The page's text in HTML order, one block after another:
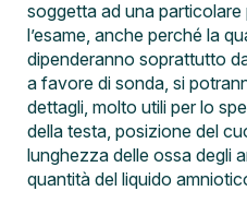
soggetta ad una
l’esame, anche perché la
dipenderanno soprattutto
a favore di sonda, si
dettagli, molto utili per lo
della testa, posizione del
lunghezza delle ossa degli
quantità del liquido